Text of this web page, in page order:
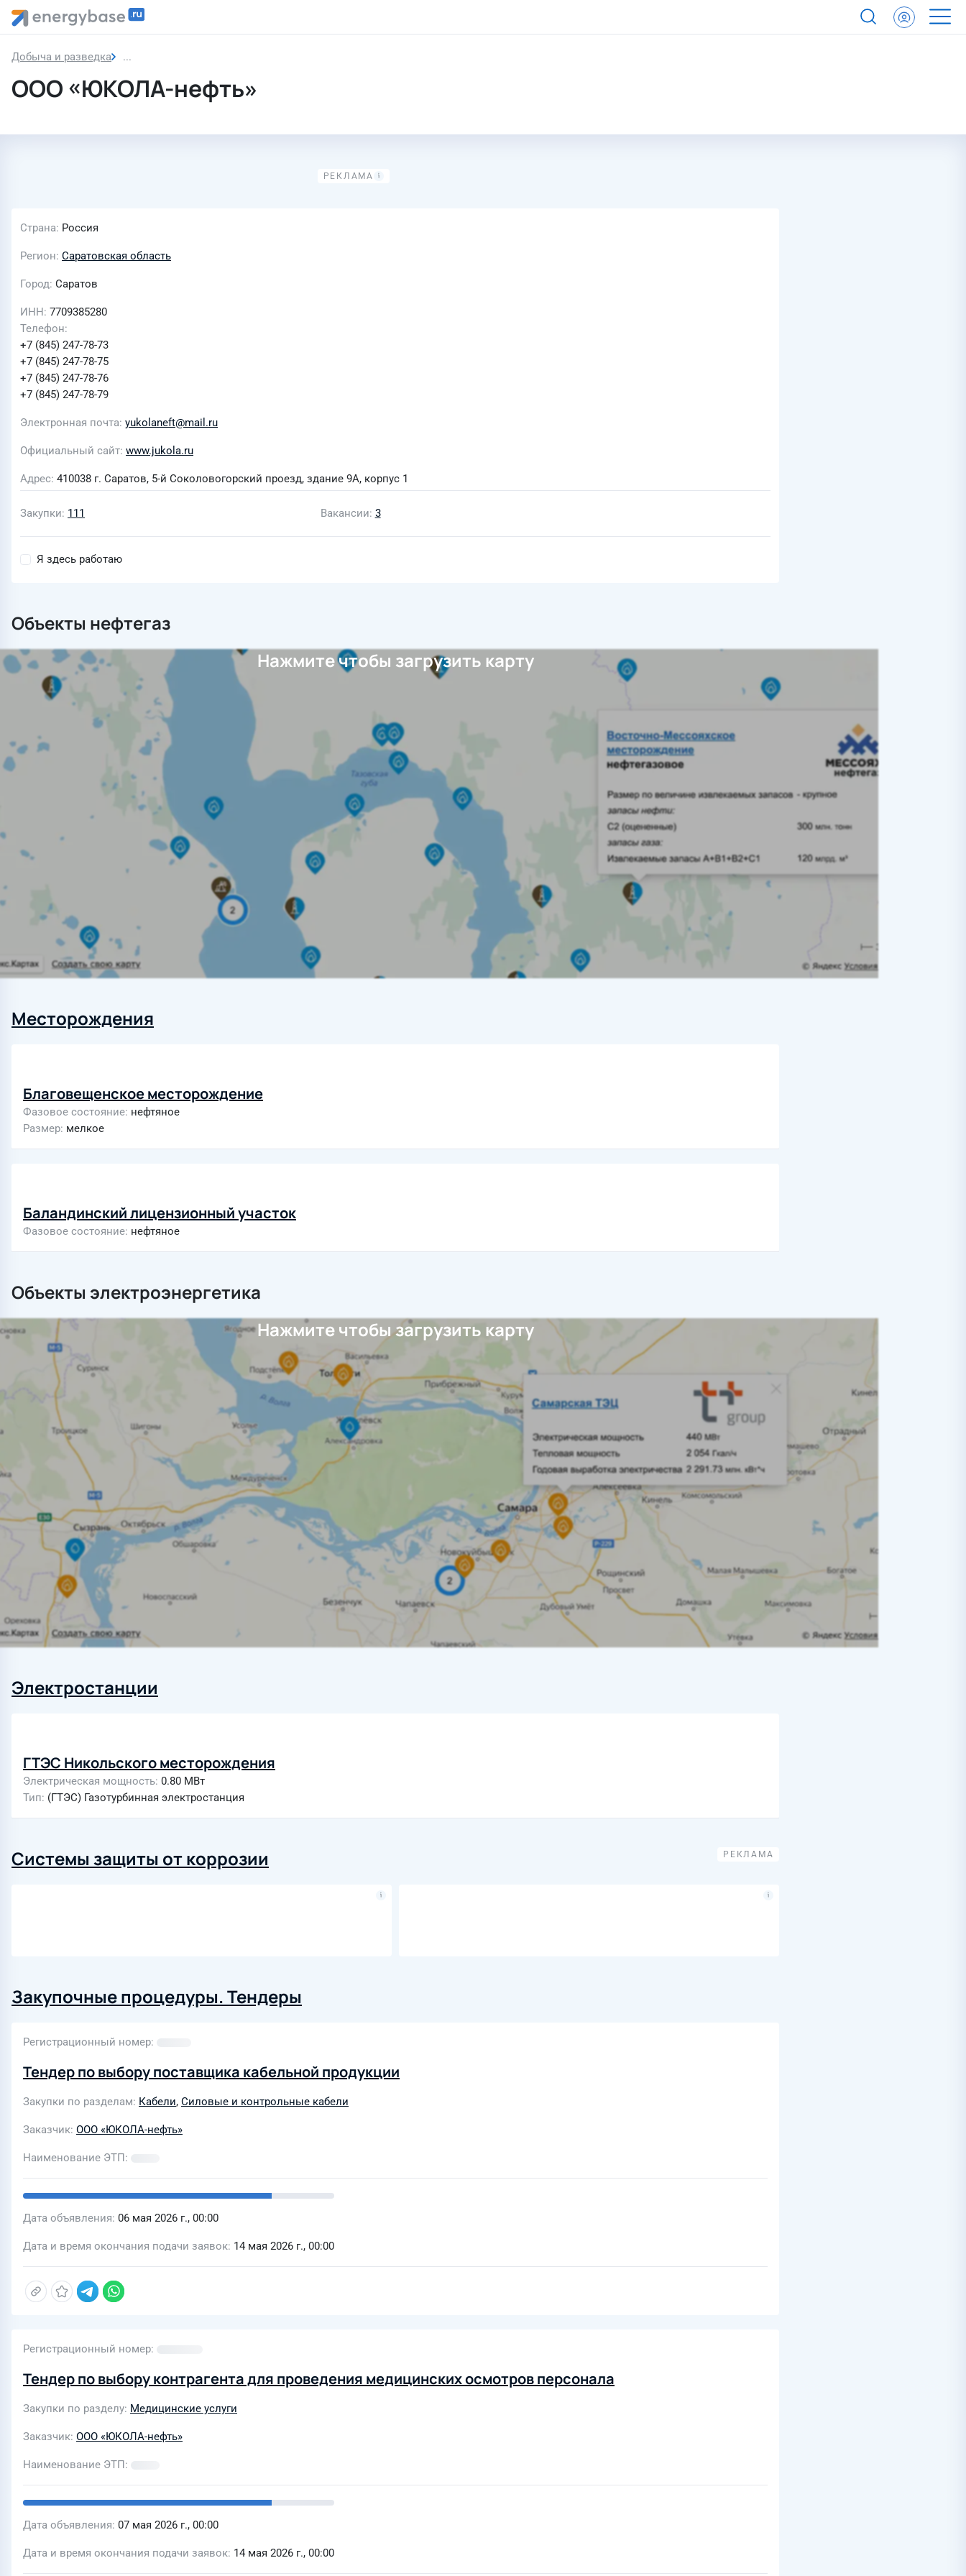
Добыча и разведка ООО «ЮКОЛА-нефть»
ООО «ЮКОЛА-нефть»
Страна Россия
Регион Саратовская область
Город Саратов
ИНН 7709385280
Телефон
+7 (845) 247-78-73
+7 (845) 247-78-75
+7 (845) 247-78-76
+7 (845) 247-78-79
Электронная почта yukolaneft@mail.ru
Официальный сайт www.jukola.ru
Адрес 410038 г. Саратов, 5-й Соколовогорский проезд, здание 9А, корпус 1
Закупки 111 Вакансии 3
Я здесь работаю
Объекты нефтегаз
Нажмите чтобы загрузить карту
Месторождения
Благовещенское месторождение
Фазовое состояние нефтяное
Размер мелкое
Баландинский лицензионный участок
Фазовое состояние нефтяное
Объекты электроэнергетика
Нажмите чтобы загрузить карту
Электростанции
ГТЭС Никольского месторождения
Электрическая мощность 0.80 МВт
Тип (ГТЭС) Газотурбинная электростанция
Системы защиты от коррозии
Закупочные процедуры. Тендеры
Регистрационный номер
Тендер по выбору поставщика кабельной продукции
Закупки по разделам Кабели, Силовые и контрольные кабели
Заказчик ООО «ЮКОЛА-нефть»
Наименование ЭТП
Дата объявления 06 мая 2026 г., 00:00
Дата и время окончания подачи заявок 14 мая 2026 г., 00:00
Регистрационный номер
Тендер по выбору контрагента для проведения медицинских осмотров персонала
Закупки по разделу Медицинские услуги
Заказчик ООО «ЮКОЛА-нефть»
Наименование ЭТП
Дата объявления 07 мая 2026 г., 00:00
Дата и время окончания подачи заявок 14 мая 2026 г., 00:00